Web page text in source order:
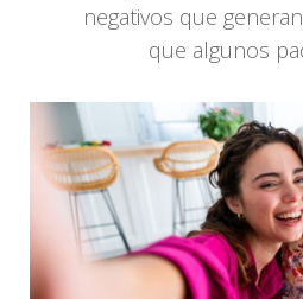
negativos que
que algunos